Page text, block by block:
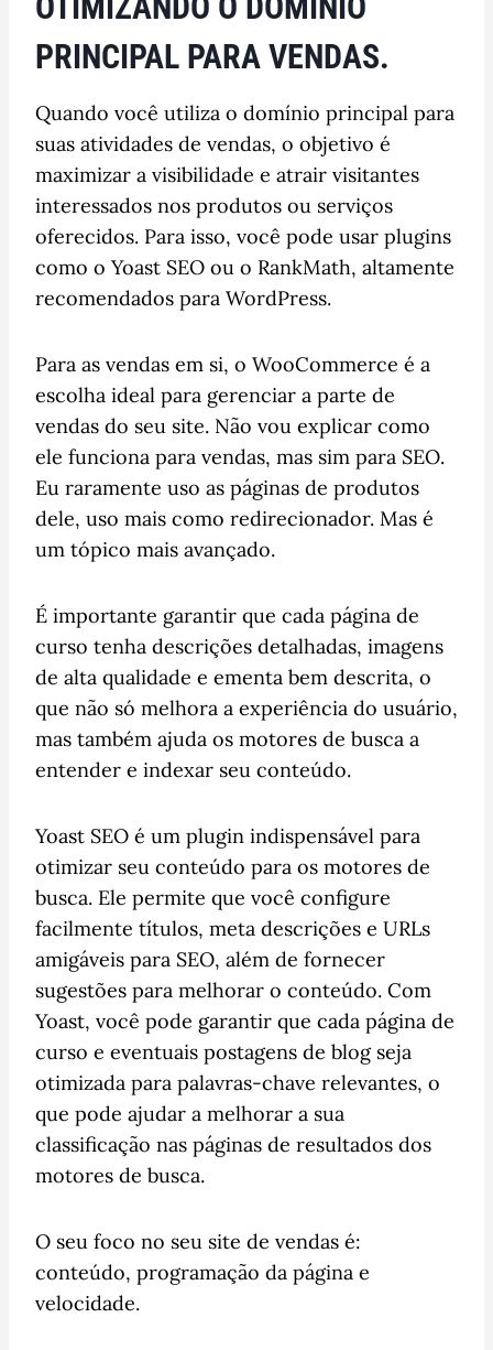
PRINCIPAL PARA VENDAS.
Quando você utiliza o domínio principal para
suas atividades de vendas, o objetivo é
maximizar a visibilidade e atrair visitantes
interessados nos produtos ou serviços
oferecidos. Para isso, você pode usar plugins
como o Yoast SEO ou o RankMath, altamente
recomendados para WordPress.
Para as vendas em si, o WooCommerce é a
escolha ideal para gerenciar a parte de
vendas do seu site. Não vou explicar como
ele funciona para vendas, mas sim para SEO.
Eu raramente uso as páginas de produtos
dele, uso mais como redirecionador. Mas é
um tópico mais avançado.
É importante garantir que cada página de
curso tenha descrições detalhadas, imagens
de alta qualidade e ementa bem descrita, o
que não só melhora a experiência do usuário,
mas também ajuda os motores de busca a
entender e indexar seu conteúdo.
Yoast SEO é um plugin indispensável para
otimizar seu conteúdo para os motores de
busca. Ele permite que você configure
facilmente títulos, meta descrições e URLs
amigáveis para SEO, além de fornecer
sugestões para melhorar o conteúdo. Com
Yoast, você pode garantir que cada página de
curso e eventuais postagens de blog seja
otimizada para palavras-chave relevantes, o
que pode ajudar a melhorar a sua
classificação nas páginas de resultados dos
motores de busca.
O seu foco no seu site de vendas é:
conteúdo, programação da página e
velocidade.